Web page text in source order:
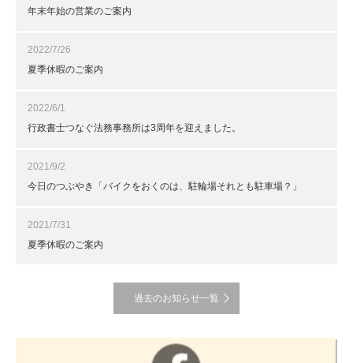
年末年始の営業のご案内
2022/7/26
夏季休暇のご案内
2022/6/1
行政書士つなぐ法務事務所は3周年を迎えました。
2021/9/2
今日のつぶやき「バイクをおくのは、駐輪場それとも駐車場？」
2021/7/31
夏季休暇のご案内
過去のお知らせ一覧